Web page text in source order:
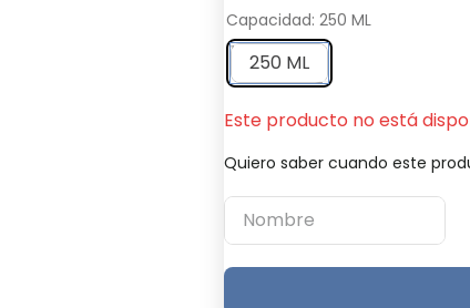
Capacidad: 250 ML
250 ML
Este producto no está
Quiero saber cuando este